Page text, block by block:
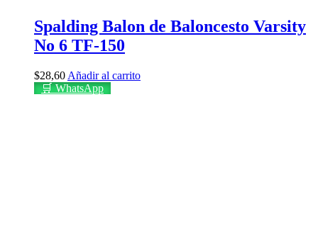
Spalding Balon de Baloncesto Varsity
No 6 TF-150
$28,60 Añadir al carrito
🛒 WhatsApp